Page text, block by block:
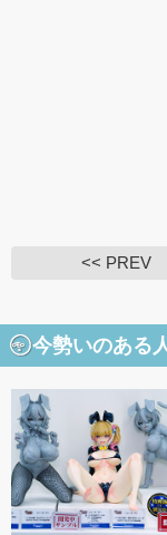
<< PREV
今勢いのある